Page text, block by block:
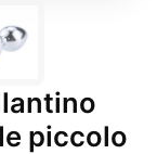
piccolo